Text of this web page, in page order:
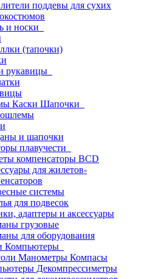
поддевы для сухих
и носки
(тапочки)
рукавицы
Каски Шапочки
и шапочки
плавучести
компенсаторы BCD
для жилетов-
системы
для подвесок
адаптеры и аксессуары
грузовые
для оборудования
Компьютеры
Манометры Компасы
Декомпрессиметры